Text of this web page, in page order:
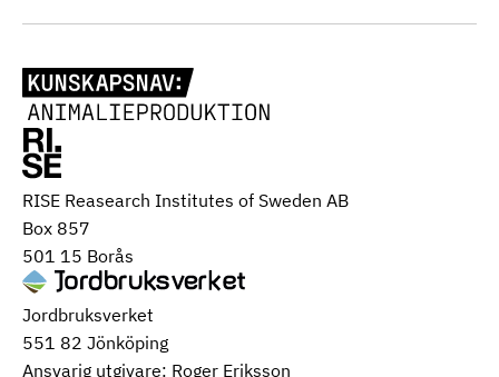
RISE Reasearch Institutes of Sweden AB
Box 857
501 15 Borås
Jordbruksverket
551 82 Jönköping
Ansvarig utgivare: Roger Eriksson